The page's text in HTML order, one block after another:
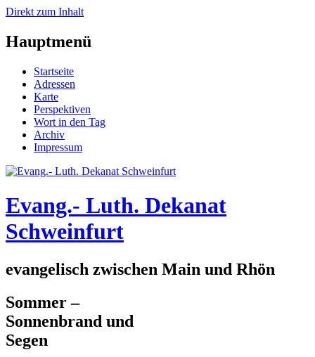
Direkt zum Inhalt
Hauptmenü
Startseite
Adressen
Karte
Perspektiven
Wort in den Tag
Archiv
Impressum
Evang.- Luth. Dekanat
Schweinfurt
evangelisch zwischen Main und Rhön
Sommer –
Sonnenbrand und
Segen